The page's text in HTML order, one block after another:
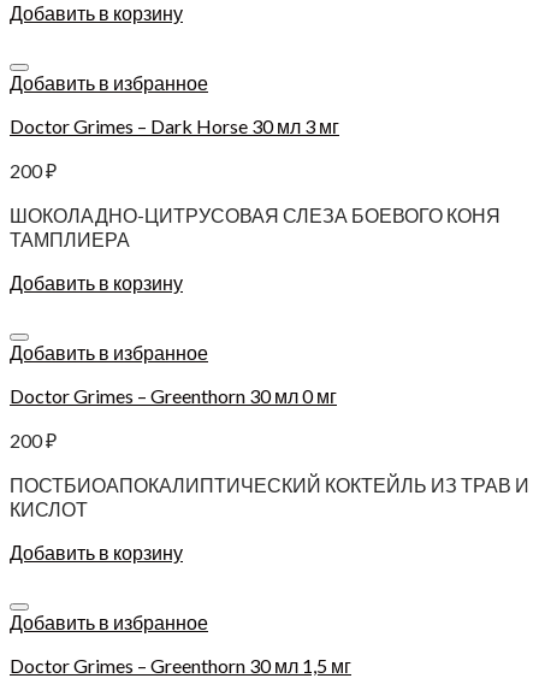
Добавить в корзину
Добавить в избранное
Doctor Grimes – Dark Horse 30 мл 3 мг
200₽
ШОКОЛАДНО-ЦИТРУСОВАЯ СЛЕЗА БОЕВОГО КОНЯ
ТАМПЛИЕРА
Добавить в корзину
Добавить в избранное
Doctor Grimes – Greenthorn 30 мл 0 мг
200₽
ПОСТБИОАПОКАЛИПТИЧЕСКИЙ КОКТЕЙЛЬ ИЗ ТРАВ И
КИСЛОТ
Добавить в корзину
Добавить в избранное
Doctor Grimes – Greenthorn 30 мл 1,5 мг